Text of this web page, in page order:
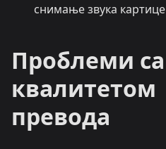
снимање звука картице
Проблеми са
квалитетом
превода